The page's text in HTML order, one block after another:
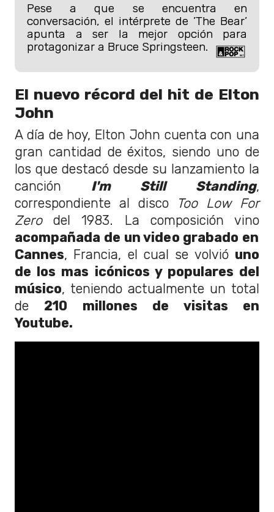
Pese a que se encuentra en
conversación, el intérprete de ’The Bear’
apunta a ser la mejor opción para
protagonizar a Bruce Springsteen.
El nuevo récord del hit de Elton
John
A día de hoy, Elton John cuenta con una
gran cantidad de éxitos, siendo uno de
los que destacó desde su lanzamiento la
canción I'm Still Standing,
correspondiente al disco
Too Low For
Zerodel 1983. La composición vino
acompañada de un video grabado en
Cannes, Francia, el cual se volvió uno
de los mas icónicos y populares del
músico, teniendo actualmente un total
de 210 millones de visitas en
Youtube.